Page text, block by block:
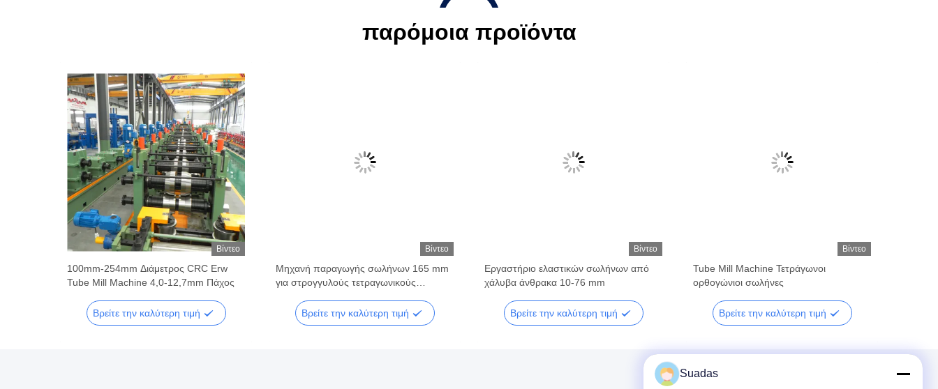
παρόμοια προϊόντα
Βίντεο
100mm-254mm Διάμετρος CRC Erw
Tube Mill Machine 4,0-12,7mm Πάχος
Βρείτε την καλύτερη τιμή
Βίντεο
Μηχανή παραγωγής σωλήνων 165 mm
για στρογγυλούς τετραγωνικούς
Βρείτε την καλύτερη τιμή
Βίντεο
Εργαστήριο ελαστικών σωλήνων από
χάλυβα άνθρακα 10-76 mm
Βρείτε την καλύτερη τιμή
Βίντεο
Tube Mill Machine Τετράγωνοι
ορθογώνιοι σωλήνες
Βρείτε την καλύτερη τιμή
Suadas